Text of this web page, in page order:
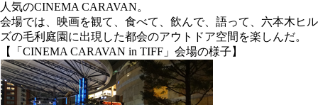
人気のCINEMA CARAVAN。
会場では、映画を観て、食べて、飲んで、語って、六本木ヒル
ズの毛利庭園に出現した都会のアウトドア空間を楽しんだ。
【「CINEMA CARAVAN in TIFF」会場の様子】